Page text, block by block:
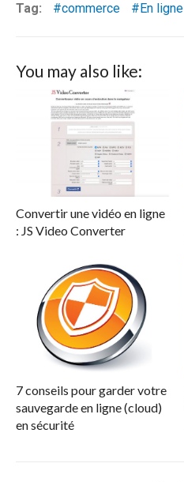
Tag: commerce En ligne
You may also like:
Convertir une vidéo en ligne
: JS Video Converter
7 conseils pour garder votre
sauvegarde en ligne (cloud)
en sécurité